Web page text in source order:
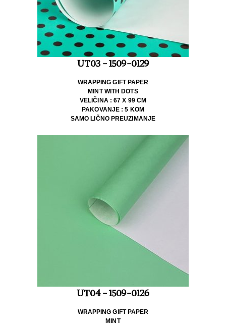
UT03 - 1509-0129
WRAPPING GIFT PAPER
MINT WITH DOTS
VELIČINA : 67 X 99 CM
PAKOVANJE : 5 KOM
SAMO LIČNO PREUZIMANJE
UT04 - 1509-0126
WRAPPING GIFT PAPER
MINT